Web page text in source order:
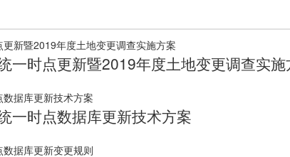
一时点更新暨2019年度土地变更调查实施
一时点数据库更新技术方案